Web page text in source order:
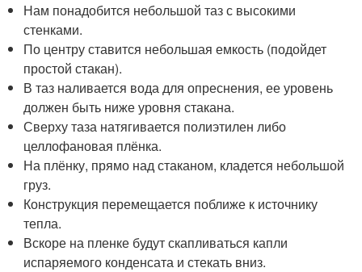
Нам понадобится небольшой таз с высокими
стенками.
По центру ставится небольшая емкость (подойдет
простой стакан).
В таз наливается вода для опреснения, ее уровень
должен быть ниже уровня стакана.
Сверху таза натягивается полиэтилен либо
целлофановая плёнка.
На плёнку, прямо над стаканом, кладется небольшой
груз.
Конструкция перемещается поближе к источнику
тепла.
Вскоре на пленке будут скапливаться капли
испаряемого конденсата и стекать вниз.